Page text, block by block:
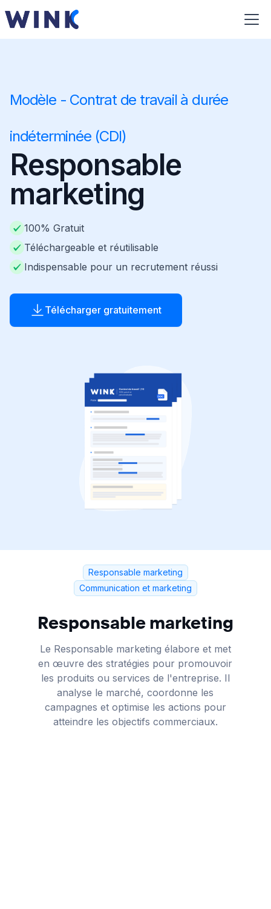
Modèle - Contrat de travail à durée
indéterminée (CDI)
Responsable
marketing
100% Gratuit
Téléchargeable et réutilisable
Indispensable pour un recrutement réussi
Télécharger gratuitement
Responsable marketing
Communication et marketing
Responsable marketing
Le Responsable marketing élabore et met
en œuvre des stratégies pour promouvoir
les produits ou services de l'entreprise. Il
analyse le marché, coordonne les
campagnes et optimise les actions pour
atteindre les objectifs commerciaux.